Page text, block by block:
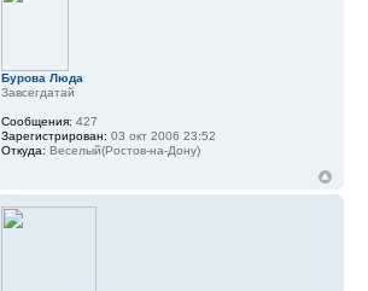
Бурова Люда
Завсегдатай
Сообщения: 427
Зарегистрирован: 03 окт 2006 23:52
Откуда: Веселый(Ростов-на-Дону)